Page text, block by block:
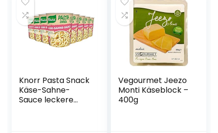
Knorr Pasta Snack
Käse-Sahne-
Sauce leckere
Vegourmet Jeezo
Monti Käseblock –
400g